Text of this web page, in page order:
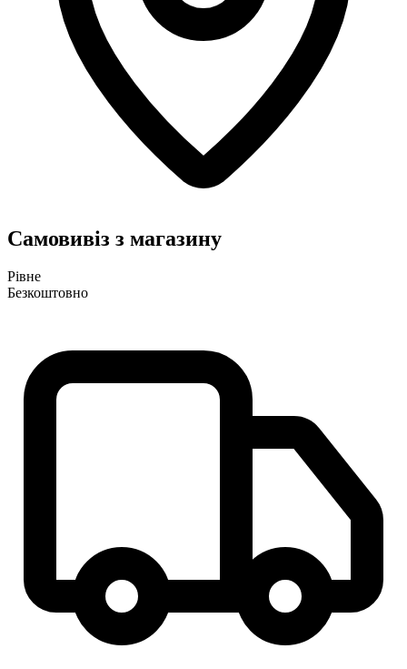
Самовивіз з магазину
Рівне
Безкоштовно